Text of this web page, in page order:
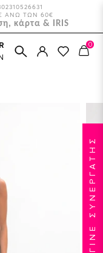
ΓΙΝΕ ΣΥΝΕΡΓΑΤΗΣ
ΑΝΩ ΤΩΝ 60€
κάρτα & IRIS
0